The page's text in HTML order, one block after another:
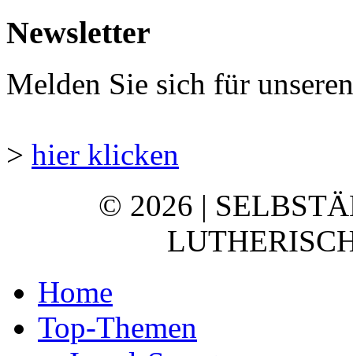
Newsletter
Melden Sie sich für
> hier klicken
© 2026 |
Home
Top-Themen